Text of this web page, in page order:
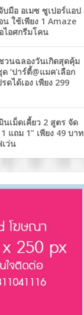
มือ อเมซ ซูเปอร์แอป
ใช้เพียง 1 Amaze
อศกรีมโคน
นฉลองวันเกิดสุดคุ้ม
‘ปาร์ตี้@แมค’เลือก
ดได้เอง เพียง 299
นเม็ดเคี้ยว 2 สูตร จัด
แถม 1” เพียง 49 บาท
เว่น